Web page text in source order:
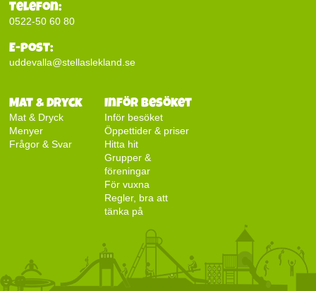
Telefon:
0522-50 60 80
E-post:
uddevalla@stellaslekland.se
Mat & Dryck
Mat & Dryck
Menyer
Frågor & Svar
Inför besöket
Inför besöket
Öppettider & priser
Hitta hit
Grupper &
föreningar
För vuxna
Regler, bra att
tänka på